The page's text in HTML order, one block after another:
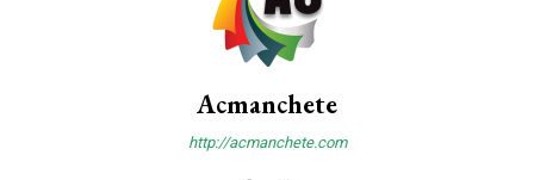
Acmanchete
http://acmanchete.com